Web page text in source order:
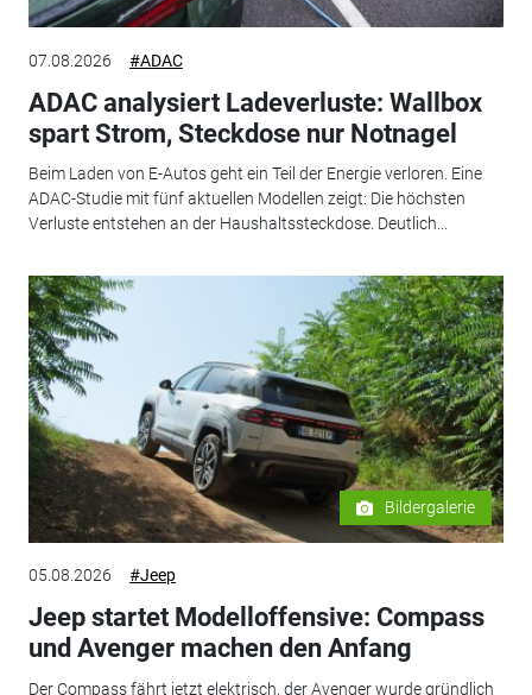
07.08.2026 #ADAC
ADAC analysiert Ladeverluste: Wallbox
spart Strom, Steckdose nur Notnagel
Beim Laden von E-Autos geht ein Teil der Energie verloren. Eine
ADAC-Studie mit fünf aktuellen Modellen zeigt: Die höchsten
Verluste entstehen an der Haushaltssteckdose. Deutlich...
Bildergalerie
05.08.2026 #Jeep
Jeep startet Modelloffensive: Compass
und Avenger machen den Anfang
Der Compass fährt jetzt elektrisch, der Avenger wurde gründlich